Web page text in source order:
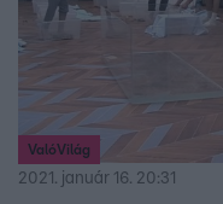
ValóVilág
2021. január 16. 20:31